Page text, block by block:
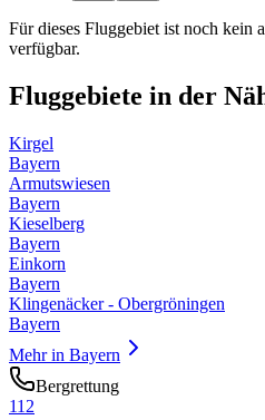
Für dieses Fluggebiet ist noch kein
verfügbar.
Fluggebiete in der
Kirgel
Bayern
Armutswiesen
Bayern
Kieselberg
Bayern
Einkorn
Bayern
Klingenäcker - Obergröningen
Bayern
Mehr in Bayern
Bergrettung
112